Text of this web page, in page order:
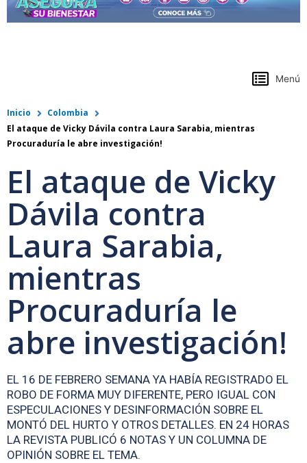
Menú
Inicio
Colombia
El ataque de Vicky Dávila contra Laura Sarabia, mientras
Procuraduría le abre investigación!
El ataque de Vicky
Dávila contra
Laura Sarabia,
mientras
Procuraduría le
abre investigación!
EL 16 DE FEBRERO SEMANA YA HABÍA REGISTRADO EL
ROBO DE FORMA MUY DIFERENTE, PERO IGUAL CON
ESPECULACIONES Y DESINFORMACIÓN SOBRE EL
MONTÓ DEL HURTO Y OTROS DETALLES. EN 24 HORAS
LA REVISTA PUBLICÓ 6 NOTAS Y UN COLUMNA DE
OPINIÓN SOBRE EL TEMA.